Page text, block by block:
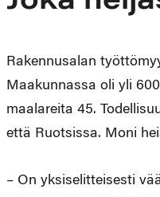
Rakennusalan
Maakunnassa oli yli
maalareita 45.
että Ruotsissa. Moni
– On yksiselitteisesti